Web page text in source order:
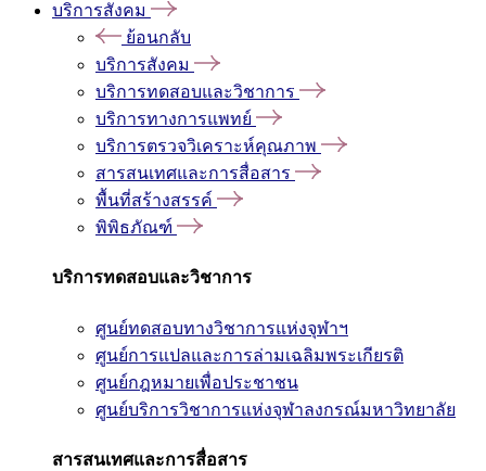
บริการสังคม
ย้อนกลับ
บริการสังคม
บริการทดสอบและวิชาการ
บริการทางการแพทย์
บริการตรวจวิเคราะห์คุณภาพ
สารสนเทศและการสื่อสาร
พื้นที่สร้างสรรค์
พิพิธภัณฑ์
บริการทดสอบและวิชาการ
ศูนย์ทดสอบทางวิชาการแห่งจุฬาฯ
ศูนย์การแปลและการล่ามเฉลิมพระเกียรติ
ศูนย์กฎหมายเพื่อประชาชน
ศูนย์บริการวิชาการแห่งจุฬาลงกรณ์มหาวิทยาลัย
สารสนเทศและการสื่อสาร